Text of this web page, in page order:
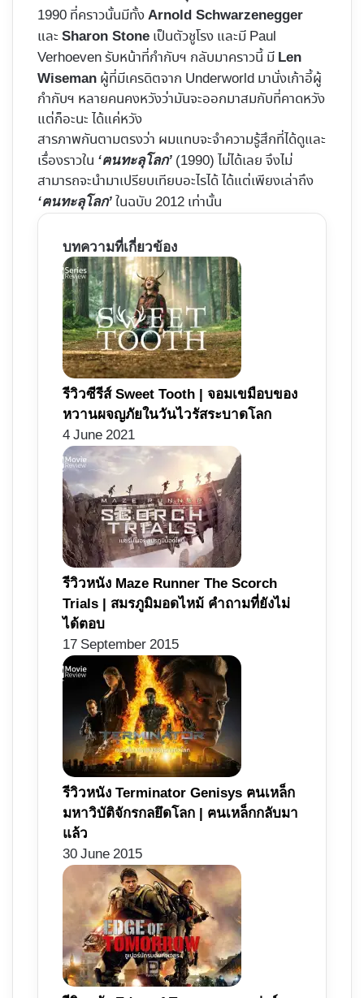
1990 ที่คราวนั้นมีทั้ง Arnold Schwarzenegger
และ Sharon Stone เป็นตัวชูโรง และมี Paul
Verhoeven รับหน้าที่กำกับฯ กลับมาคราวนี้ มี Len
Wiseman ผู้ที่มีเครดิตจาก Underworld มานั่งเก้าอี้ผู้
กำกับฯ หลายคนคงหวังว่ามันจะออกมาสมกับที่คาดหวัง
แต่ก็อะนะ ได้แค่หวัง
สารภาพกันตามตรงว่า ผมแทบจะจำความรู้สึกที่ได้ดูและ
เรื่องราวใน ‘ฅนทะลุโลก’ (1990) ไม่ได้เลย จึงไม่
สามารถจะนำมาเปรียบเทียบอะไรได้ ได้แต่เพียงเล่าถึง
‘ฅนทะลุโลก’ ในฉบับ 2012 เท่านั้น
บทความที่เกี่ยวข้อง
รีวิวซีรีส์ Sweet Tooth | จอมเขมือบของ
หวานผจญภัยในวันไวรัสระบาดโลก
4 June 2021
รีวิวหนัง Maze Runner The Scorch
Trials | สมรภูมิมอดไหม้ คำถามที่ยังไม่
ได้ตอบ
17 September 2015
รีวิวหนัง Terminator Genisys ฅนเหล็ก
มหาวิบัติจักรกลยึดโลก | ฅนเหล็กกลับมา
แล้ว
30 June 2015